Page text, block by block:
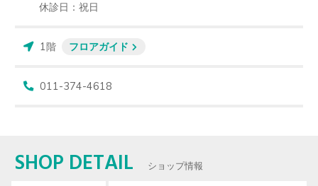
休診日：祝日
1階 フロアガイド
011-374-4618
SHOP DETAIL ショップ情報